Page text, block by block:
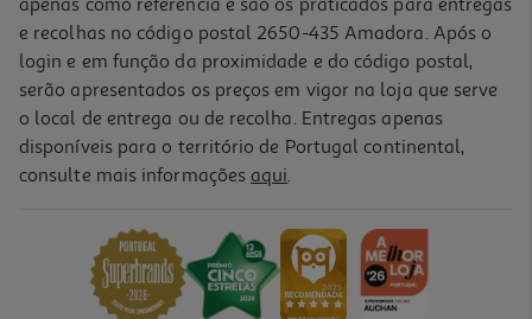
Sabonete Sólido Naturals Hidratante Leite E Mel Palmolive
e recolhas no código postal 2650-435 Amadora. Após o
login e em função da proximidade e do código postal,
serão apresentados os preços em vigor na loja que serve
o local de entrega ou de recolha. Entregas apenas
disponíveis para o território de Portugal continental,
consulte mais informações aqui.